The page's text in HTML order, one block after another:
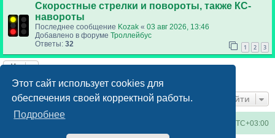
Этот сайт использует cookies для
обеспечения своей корректной работы.
Подробнее
Скоростные стрелки и повороты, также КС-
навороты
Последнее сообщение Kozak « 03 авг 2026, 13:46
Добавлено в форуме Троллейбус
Ответы: 32 1 2 3
Найдено 6 результатов • Страница
Перейти
UTC+03:00